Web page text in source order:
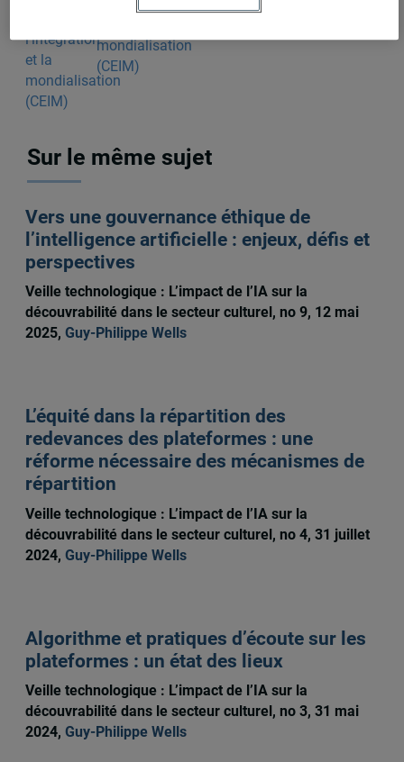
mondialisation
(CEIM)
Sur le même sujet
Vers une gouvernance éthique de
l’intelligence artificielle : enjeux, défis et
perspectives
Veille technologique : L’impact de l’IA sur la
découvrabilité dans le secteur culturel, no 9, 12 mai
2025, Guy-Philippe Wells
L’équité dans la répartition des
redevances des plateformes : une
réforme nécessaire des mécanismes de
répartition
Veille technologique : L’impact de l’IA sur la
découvrabilité dans le secteur culturel, no 4, 31 juillet
2024, Guy-Philippe Wells
Algorithme et pratiques d’écoute sur les
plateformes : un état des lieux
Veille technologique : L’impact de l’IA sur la
découvrabilité dans le secteur culturel, no 3, 31 mai
2024, Guy-Philippe Wells